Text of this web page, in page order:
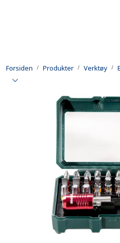
Forsiden Produkter Verktøy
Utleie
Kontroll og reparasjon
Forsvarsindustri